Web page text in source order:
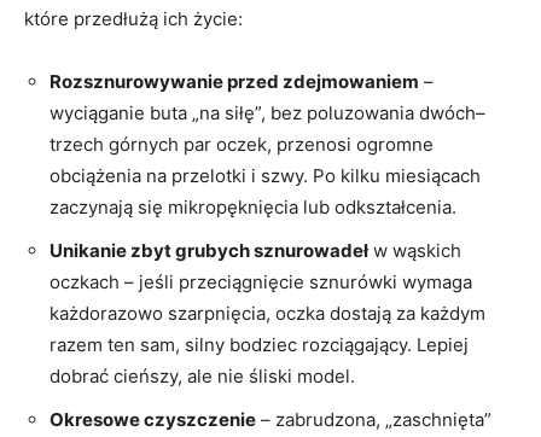
które przedłużą ich życie:
Rozsznurowywanie przed zdejmowaniem –
wyciąganie buta „na siłę”, bez poluzowania dwóch–
trzech górnych par oczek, przenosi ogromne
obciążenia na przelotki i szwy. Po kilku miesiącach
zaczynają się mikropęknięcia lub odkształcenia.
Unikanie zbyt grubych sznurowadełw wąskich
oczkach – jeśli przeciągnięcie sznurówki wymaga
każdorazowo szarpnięcia, oczka dostają za każdym
razem ten sam, silny bodziec rozciągający. Lepiej
dobrać cieńszy, ale nie śliski model.
Okresowe czyszczenie – zabrudzona, „zaschnięta”